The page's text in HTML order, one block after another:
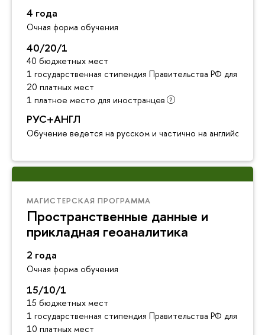
4 года
Очная форма обучения
40/20/1
40 бюджетных мест
1 государственная стипендия Правительства РФ для
20 платных мест
1 платное место для иностранцев
РУС+АНГЛ
Обучение ведется на русском и частично на английском
МАГИСТЕРСКАЯ ПРОГРАММА
Пространственные данные и
прикладная геоаналитика
2 года
Очная форма обучения
15/10/1
15 бюджетных мест
1 государственная стипендия Правительства РФ для
10 платных мест